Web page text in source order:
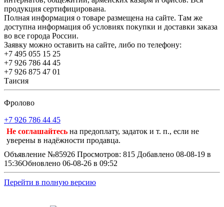
продукция сертифицирована.
Полная информация о товаре размещена на сайте. Там же
доступна информация об условиях покупки и доставки заказа
во все города России.
Заявку можно оставить на сайте, либо по телефону:
+7 495 055 15 25
+7 926 786 44 45
+7 926 875 47 01
Таисия
Фролово
+7 926 786 44 45
Не соглашайтесь на предоплату, задаток и т. п., если не
уверены в надёжности продавца.
Объявление №85926 Просмотров: 815 Добавлено 08-08-19 в
15:36Обновлено 06-08-26 в 09:52
Перейти в полную версию